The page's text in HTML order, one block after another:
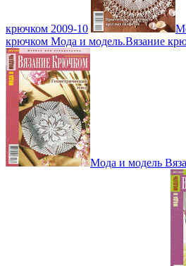
крючком 2009-10
крючком Мода и модель.Вязание
Мода и модель